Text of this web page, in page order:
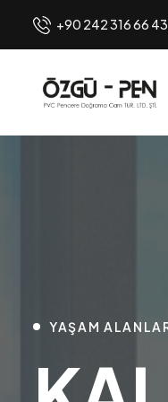
+90 242 316 66 43
YAŞAM